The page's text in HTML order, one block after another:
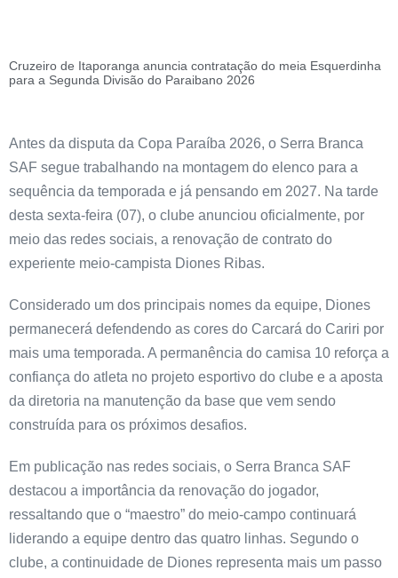
Cruzeiro de Itaporanga anuncia contratação do meia Esquerdinha
para a Segunda Divisão do Paraibano 2026
Antes da disputa da Copa Paraíba 2026, o Serra Branca
SAF segue trabalhando na montagem do elenco para a
sequência da temporada e já pensando em 2027. Na tarde
desta sexta-feira (07), o clube anunciou oficialmente, por
meio das redes sociais, a renovação de contrato do
experiente meio-campista Diones Ribas.
Considerado um dos principais nomes da equipe, Diones
permanecerá defendendo as cores do Carcará do Cariri por
mais uma temporada. A permanência do camisa 10 reforça a
confiança do atleta no projeto esportivo do clube e a aposta
da diretoria na manutenção da base que vem sendo
construída para os próximos desafios.
Em publicação nas redes sociais, o Serra Branca SAF
destacou a importância da renovação do jogador,
ressaltando que o “maestro” do meio-campo continuará
liderando a equipe dentro das quatro linhas. Segundo o
clube, a continuidade de Diones representa mais um passo